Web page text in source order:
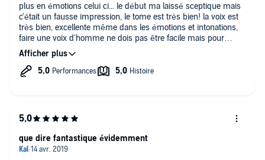
plus en émotions celui ci... le début ma laissé sceptique mais
c'était un fausse impression, le tome est très bien! la voix est
très bien, excellente même dans les émotions et intonations,
faire une voix d'homme ne dois pas être facile mais pour
autant elle est très bien interprété! je recommande!
que dire fantastique évidemment